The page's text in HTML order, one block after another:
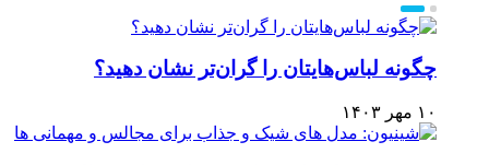
چگونه لباس‌هایتان را گران‌تر نشان دهید؟
۱۰ مهر ۱۴۰۳